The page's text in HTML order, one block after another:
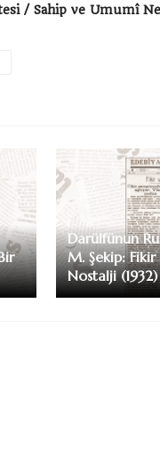
/ Sahip ve Umumî
Darülfünun
M. Şekip:
Nostalji (1932)